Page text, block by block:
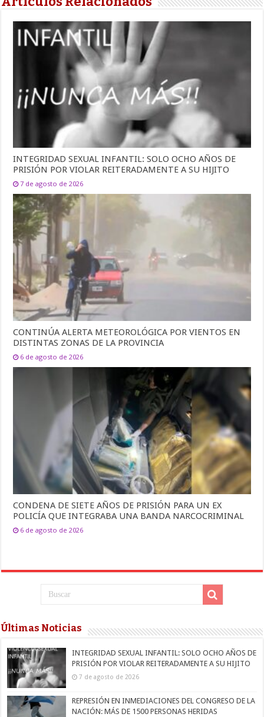
INTEGRIDAD SEXUAL INFANTIL: SOLO OCHO AÑOS DE
PRISIÓN POR VIOLAR REITERADAMENTE A SU HIJITO
7 de agosto de 2026
CONTINÚA ALERTA METEOROLÓGICA POR VIENTOS EN
DISTINTAS ZONAS DE LA PROVINCIA
6 de agosto de 2026
CONDENA DE SIETE AÑOS DE PRISIÓN PARA UN EX
POLICÍA QUE INTEGRABA UNA BANDA NARCOCRIMINAL
6 de agosto de 2026
Últimas Noticias
INTEGRIDAD SEXUAL INFANTIL: SOLO OCHO AÑOS DE
PRISIÓN POR VIOLAR REITERADAMENTE A SU HIJITO
7 de agosto de 2026
REPRESIÓN EN INMEDIACIONES DEL CONGRESO DE LA
NACIÓN: MÁS DE 1500 PERSONAS HERIDAS